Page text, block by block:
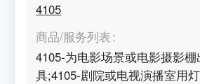
4105
商品/服务列表
4105-为电影场景或电影摄影
具;4105-剧院或电视演播室用